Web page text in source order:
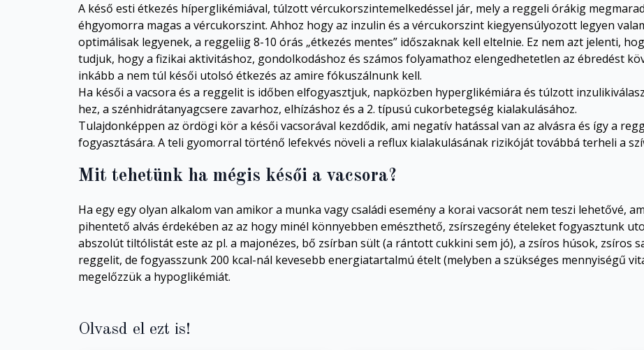
A késő esti étkezés híperglikémiával, túlzott vércukorszintemelkedéssel jár, mely a reggeli órákig
éhgyomorra magas a vércukorszint. Ahhoz hogy az inzulin és a vércukorszint kiegyensúlyozott legyen
optimálisak legyenek, a reggeliig 8-10 órás „étkezés mentes” időszaknak kell eltelnie. Ez nem azt jelenti,
tudjuk, hogy a fizikai aktivitáshoz, gondolkodáshoz és számos folyamathoz elengedhetetlen az ébredést
inkább a nem túl késői utolsó étkezés az amire fókuszálnunk kell.
Ha késői a vacsora és a reggelit is időben elfogyasztjuk, napközben hyperglikémiára és túlzott
hez, a szénhidrátanyagcsere zavarhoz, elhízáshoz és a 2. típusú cukorbetegség kialakulásához.
Tulajdonképpen az ördögi kör a késői vacsorával kezdődik, ami negatív hatással van az alvásra és így a
fogyasztására. A teli gyomorral történő lefekvés növeli a reflux kialakulásának rizikóját továbbá terheli a
Mit tehetünk ha mégis késői a vacsora?
Ha egy egy olyan alkalom van amikor a munka vagy családi esemény a korai vacsorát nem teszi lehetővé,
pihentető alvás érdekében az az hogy minél könnyebben emészthető, zsírszegény ételeket fogyasztunk
abszolút tiltólistát este az pl. a majonézes, bő zsírban sült (a rántott cukkini sem jó), a zsíros húsok, zsíros
reggelit, de fogyasszunk 200 kcal-nál kevesebb energiatartalmú ételt (melyben a szükséges mennyiségű
megelőzzük a hypoglikémiát.
Olvasd el ezt is!